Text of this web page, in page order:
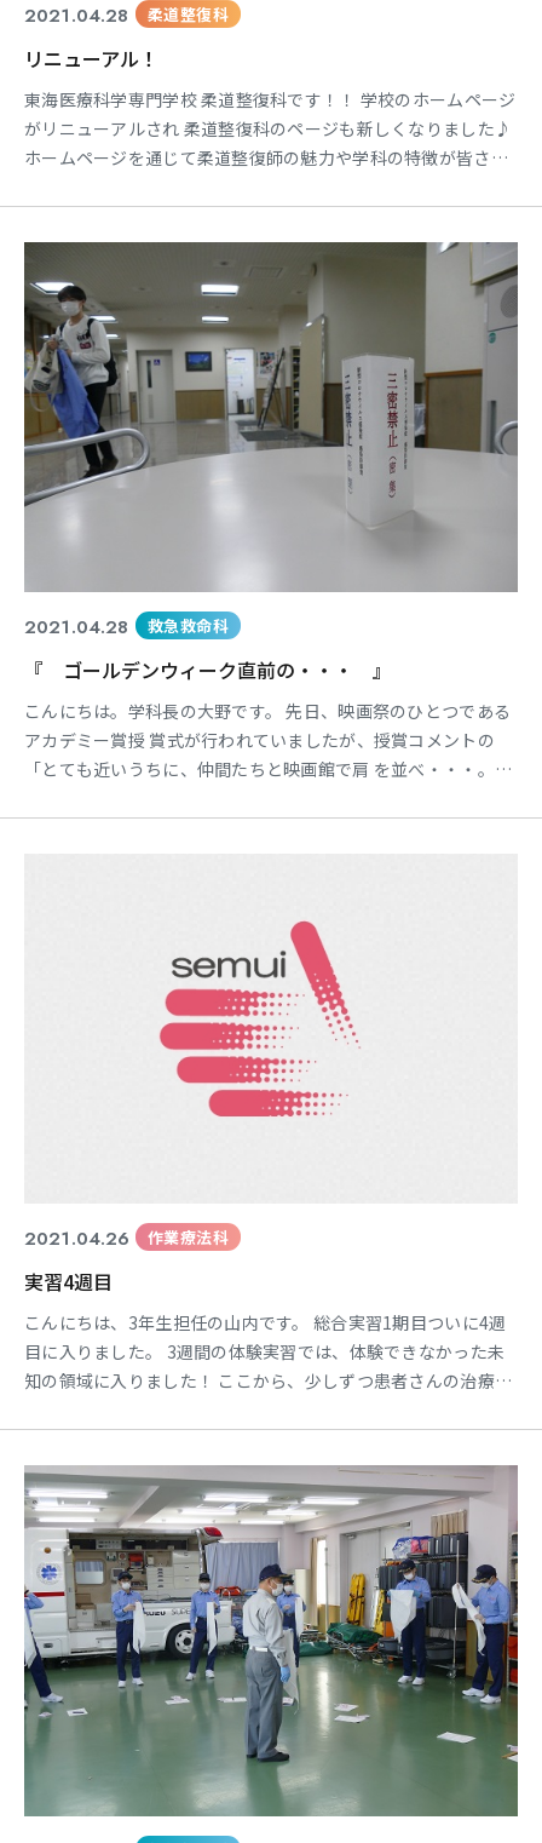
2021.04.28 柔道整復科
リニューアル！
東海医療科学専門学校 柔道整復科です！！ 学校のホームページ
がリニューアルされ 柔道整復科のページも新しくなりました♪
ホームページを通じて柔道整復師の魅力や学科の特徴が皆さん
えられるようになっています。 撮影中のオフショットをちょこ
っと紹介します♪ トレーニングジムでの撮影風
2021.04.28 救急救命科
『 ゴールデンウィーク直前の・・・ 』
こんにちは。学科長の大野です。 先日、映画祭のひとつである
アカデミー賞授 賞式が行われていましたが、授賞コメントの
「とても近いうちに、仲間たちと映画館で肩 を並べ・・・。」
2021.04.26 作業療法科
実習4週目
こんにちは、3年生担任の山内です。 総合実習1期目ついに4週
目に入りました。 3週間の体験実習では、体験できなかった未
知の領域に入りました！ ここから、少しずつ患者さんの治療や
実習の際CCSの理論に基づいて行うようになってきています。
（CCS＝クリニカル・クラークシップのこと）